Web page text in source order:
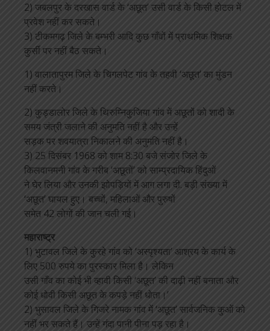
2) जबलपुर के दरखास वार्ड के ‘अछूत’ उसी वार्ड के किसी होटल में
प्रवेश नहीं कर सकते।
3) टीकमगढ़ जिले के बम्भरी आदि कुछ गाँवों में प्राथमिक शिक्षक
कुर्सी पर नहीं बैठ सकते।
1) वालातापुरम जिले के चिगलपेट गांव के तहवी ‘अछूत’ का मुंडन
नहीं करते।
2) कुड्डालोर जिले के थिरुम्निकुजिया गांव में अछूतों को शादी के
समय जंत्री जलाने की अनुमति नहीं है और उन्हें
सड़क पर शवयात्रा निकालने की अनुमति नहीं है।
3) 25 दिसंबर 1968 को शाम 8:30 बजे संजोर जिले के
किलवानमनी गांव के गरीब ‘अछूतों’ को साम्प्रदायिक हिंदुओं
ने घेर लिया और उनकी झोपड़ियों में आग लगा दी. बड़ी संख्या में
‘अछूत’ घायल हुए। बच्चों, महिलाओं और पुरुषों
समेत 42 लोगों की जान चली गई।
महाराष्ट्र
1) भुटावल जिले के कुरहे गांव को ‘अस्पृश्यता’ आश्रय के कार्य के
लिए 500 रुपये का पुरस्कार मिला है। लेकिन
उसी गाँव का कोई भी व्हावी किसी ‘अछूत’ की दाढ़ी नहीं बनाता और
कोई धोवी किसी अछूत के कपड़े नहीं धोता।’
2) भुसावल जिले के गिजरे नामक गांव में ‘अछूत’ सार्वजनिक कुओं को
नहीं भर सकते हैं। उन्हें गंदा पानी पीना पड़ रहा है।